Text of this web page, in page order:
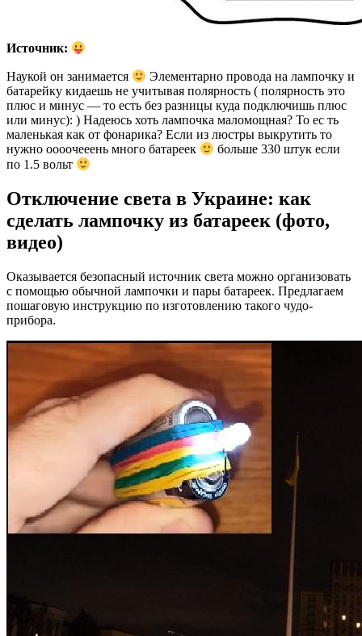
Источник:
Наукой он занимается
Элементарно провода на лампочку и
батарейку кидаешь не учитывая полярность ( полярность это
плюс и минус — то есть без разницы куда подключишь плюс
или минус): ) Надеюсь хоть лампочка маломощная? То ес ть
маленькая как от фонарика? Если из люстры выкрутить то
нужно оооочееень много батареек
больше 330 штук если
по 1.5 вольт
Отключение света в Украине: как
сделать лампочку из батареек (фото,
видео)
Оказывается безопасный источник света можно организовать
с помощью обычной лампочки и пары батареек. Предлагаем
пошаговую инструкцию по изготовлению такого чудо-
прибора.